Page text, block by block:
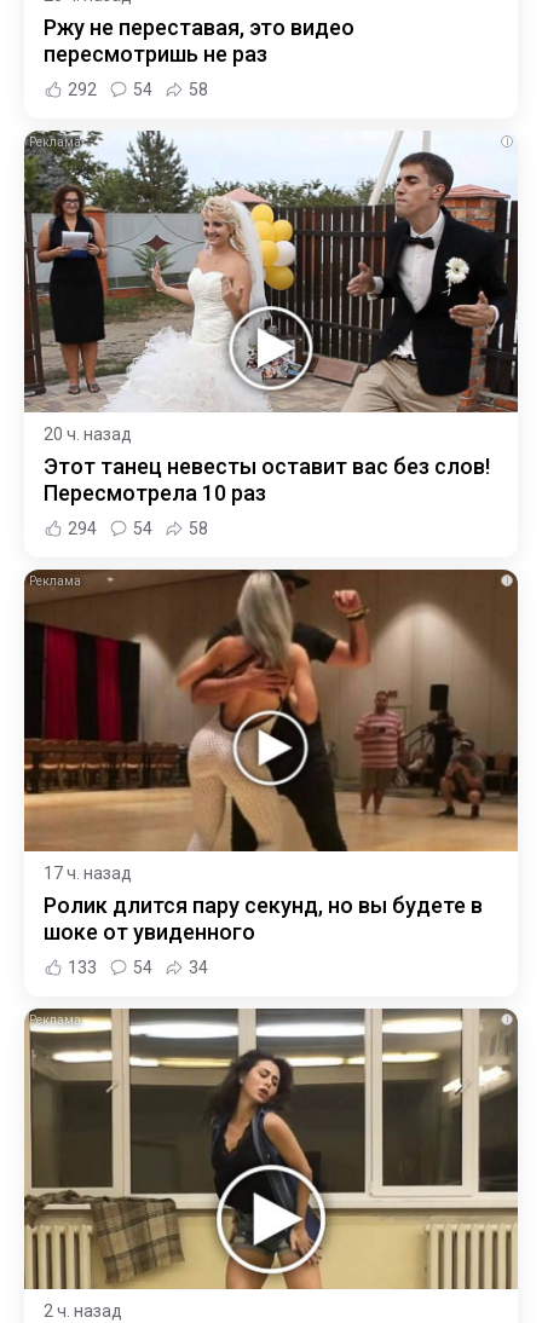
Ржу не переставая, это видео
пересмотришь не раз
292 54 58
i
20 ч. назад
Этот танец невесты оставит вас без слов!
Пересмотрела 10 раз
294 54 58
i
17 ч. назад
Ролик длится пару секунд, но вы будете в
шоке от увиденного
133 54 34
i
2 ч. назад